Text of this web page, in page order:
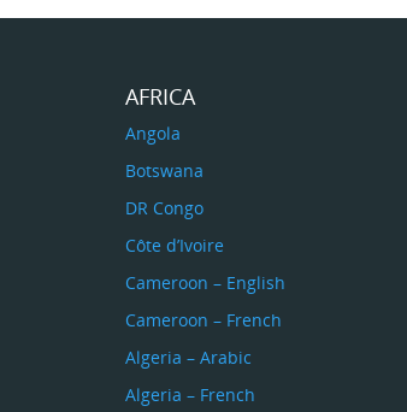
AFRICA
Angola
Botswana
DR Congo
Côte d’Ivoire
Cameroon – English
Cameroon – French
Algeria – Arabic
Algeria – French